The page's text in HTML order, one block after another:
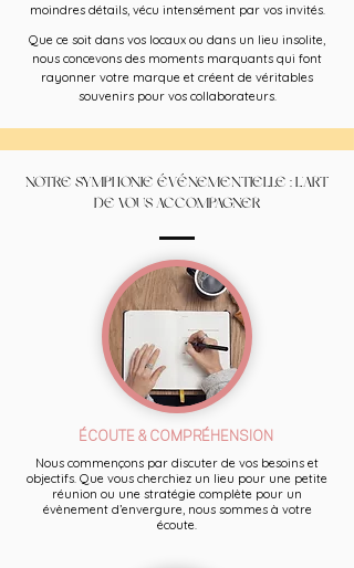
moindres détails, vécu intensément par vos invités.
Que ce soit dans vos locaux ou dans un lieu insolite,
nous concevons des moments marquants qui font
rayonner votre marque et créent de véritables
souvenirs pour vos collaborateurs.
NOTRE SYMPHONIE ÉVÉNEMENTIELLE : L'ART
DE VOUS ACCOMPAGNER
ÉCOUTE & COMPRÉHENSION
Nous commençons par discuter de vos besoins et
objectifs. Que vous cherchiez un lieu pour une petite
réunion ou une stratégie complète pour un
évènement d’envergure, nous sommes à votre
écoute.